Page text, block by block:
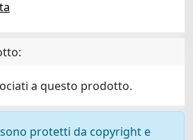
a questo prodotto.
protetti da copyright e